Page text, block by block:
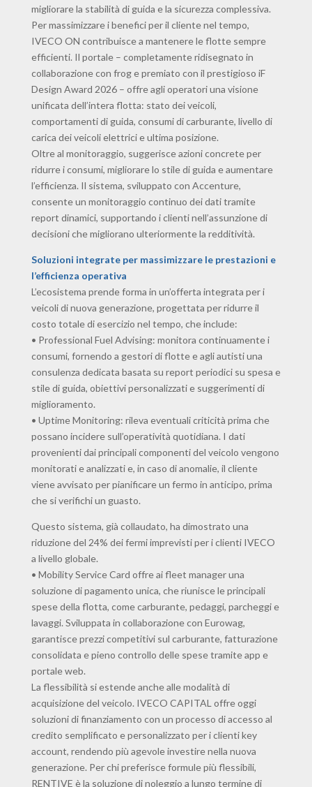
migliorare la stabilità di guida e la sicurezza complessiva.
Per massimizzare i benefici per il cliente nel tempo,
IVECO ON contribuisce a mantenere le flotte sempre
efficienti. Il portale – completamente ridisegnato in
collaborazione con frog e premiato con il prestigioso iF
Design Award 2026 – offre agli operatori una visione
unificata dell’intera flotta: stato dei veicoli,
comportamenti di guida, consumi di carburante, livello di
carica dei veicoli elettrici e ultima posizione.
Oltre al monitoraggio, suggerisce azioni concrete per
ridurre i consumi, migliorare lo stile di guida e aumentare
l’efficienza. Il sistema, sviluppato con Accenture,
consente un monitoraggio continuo dei dati tramite
report dinamici, supportando i clienti nell’assunzione di
decisioni che migliorano ulteriormente la redditività.
Soluzioni integrate per massimizzare le prestazioni e
l’efficienza operativa
L’ecosistema prende forma in un’offerta integrata per i
veicoli di nuova generazione, progettata per ridurre il
costo totale di esercizio nel tempo, che include:
• Professional Fuel Advising: monitora continuamente i
consumi, fornendo a gestori di flotte e agli autisti una
consulenza dedicata basata su report periodici su spesa e
stile di guida, obiettivi personalizzati e suggerimenti di
miglioramento.
• Uptime Monitoring: rileva eventuali criticità prima che
possano incidere sull’operatività quotidiana. I dati
provenienti dai principali componenti del veicolo vengono
monitorati e analizzati e, in caso di anomalie, il cliente
viene avvisato per pianificare un fermo in anticipo, prima
che si verifichi un guasto.
Questo sistema, già collaudato, ha dimostrato una
riduzione del 24% dei fermi imprevisti per i clienti IVECO
a livello globale.
• Mobility Service Card offre ai fleet manager una
soluzione di pagamento unica, che riunisce le principali
spese della flotta, come carburante, pedaggi, parcheggi e
lavaggi. Sviluppata in collaborazione con Eurowag,
garantisce prezzi competitivi sul carburante, fatturazione
consolidata e pieno controllo delle spese tramite app e
portale web.
La flessibilità si estende anche alle modalità di
acquisizione del veicolo. IVECO CAPITAL offre oggi
soluzioni di finanziamento con un processo di accesso al
credito semplificato e personalizzato per i clienti key
account, rendendo più agevole investire nella nuova
generazione. Per chi preferisce formule più flessibili,
RENTIVE è la soluzione di noleggio a lungo termine di